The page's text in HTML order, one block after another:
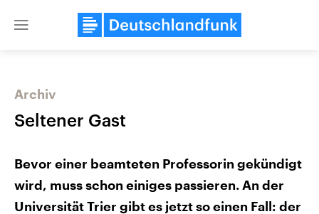
Close
Archiv
Seltener Gast
Bevor einer beamteten Professorin gekündigt
wird, muss schon einiges passieren. An der
Universität Trier gibt es jetzt so einen Fall: der